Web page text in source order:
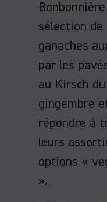
sélection de
ganaches
par les
au Kirsch
gingembre
répondre à
leurs
options «
».